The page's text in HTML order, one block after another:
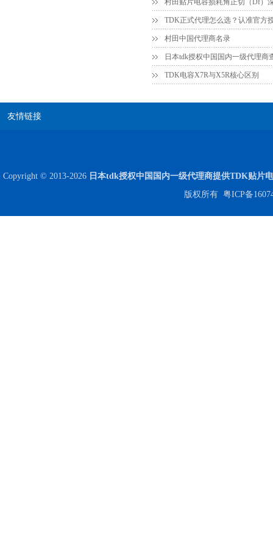
村田中国代理商名录
日本tdk授权中国国内一级代理商
TDK电容X7R与X5R核心区别
友情链接
Copyright © 2013-2026 日本tdk授权中国国内一级代理商提供TDK贴片
版权所有 粤ICP备